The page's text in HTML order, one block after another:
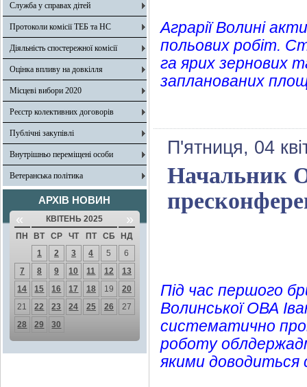
Служба у справах дітей
Протоколи комісії ТЕБ та НС
Діяльність спостережної комісії
Оцінка впливу на довкілля
Місцеві вибори 2020
Реєстр колективних договорів
Публічні закупівлі
Внутрішньо переміщені особи
Ветеранська політика
АРХІВ НОВИН
« КВІТЕНЬ 2025 »
ПН ВТ СР ЧТ ПТ СБ
НД
1
2 3 4 5
6
7
8 9 10 11 12
13
14
15 16 17 18 19
20
21
22 23 24 25 26
27
28
29 30
Аграрії Волині
польових робіт.
га ярих зернових
запланованих
П'ятниця, 04
Начальник
Під час першого
Волинської ОВА
систематично
роботу
якими доводиться